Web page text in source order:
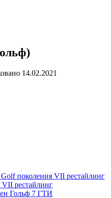
14.02.2021
поколения VII рестайлинг
рестайлинг
Гольф 7 ГТИ